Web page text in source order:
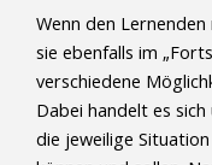
Wenn den
sie ebenfalls im
verschiedene
Dabei handelt es
die jeweilige